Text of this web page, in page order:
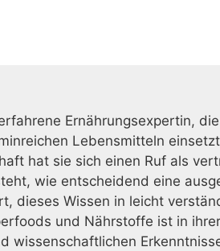
Ernährungsexpertin,
Lebensmitteln
hat sie sich einen Ruf als
wie entscheidend eine
dieses Wissen in leicht
und Nährstoffe ist in
wissenschaftlichen